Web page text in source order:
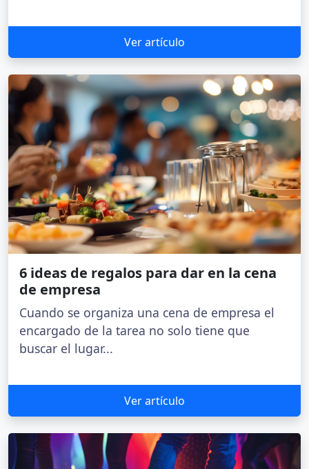
Ver artículo
6 ideas de regalos para dar en la cena
de empresa
Cuando se organiza una cena de empresa el
encargado de la tarea no solo tiene que
buscar el lugar...
Ver artículo